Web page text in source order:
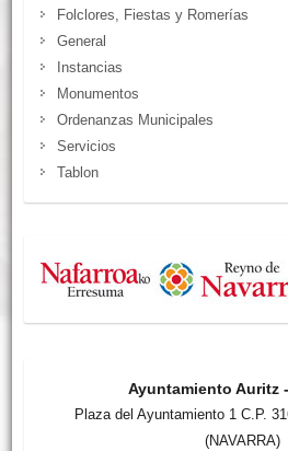
Folclores, Fiestas y Romerías
General
Instancias
Monumentos
Ordenanzas Municipales
Servicios
Tablon
Ayuntamiento Auritz
Plaza del Ayuntamiento 1 C.P.
(NAVARRA)